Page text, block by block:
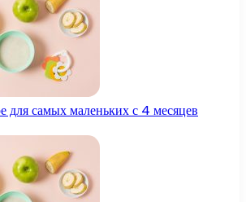
для самых маленьких с 4 месяцев